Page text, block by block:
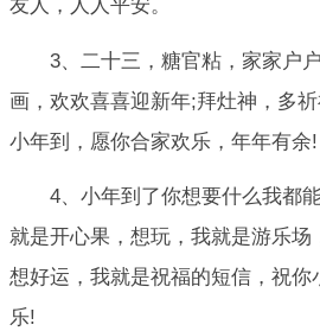
友人，人人平安。
3、二十三，糖官粘，家家户
画，欢欢喜喜迎新年;拜灶神，多
小年到，愿你合家欢乐，年年有余!
4、小年到了你想要什么我都
就是开心果，想玩，我就是游乐场
想好运，我就是祝福的短信，祝
乐!